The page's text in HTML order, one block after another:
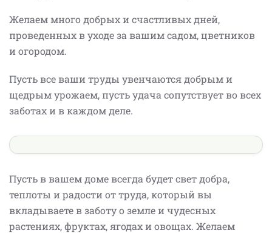
Желаем много добрых и счастливых дней,
проведенных в уходе за вашим садом, цветников
и огородом.
Пусть все ваши труды увенчаются добрым и
щедрым урожаем, пусть удача сопутствует во всех
заботах и в каждом деле.
Пусть в вашем доме всегда будет свет добра,
теплоты и радости от труда, который вы
вкладываете в заботу о земле и чудесных
растениях, фруктах, ягодах и овощах. Желаем